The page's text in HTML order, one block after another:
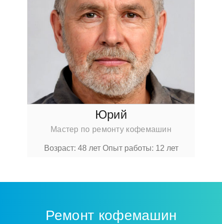
Юрий
Мастер по ремонту кофемашин
Возраст: 48 летОпыт работы: 12 лет
Ремонт кофемашин